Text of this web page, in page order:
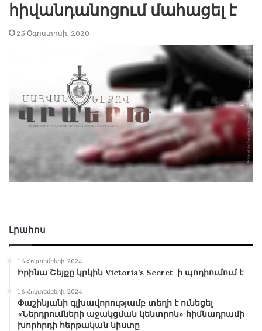
հիվանդանոցում մահացել է
25 Օգոստոսի, 2020
Լրահոս
16 Հոկտեմբերի, 2024
Իրինա Շեյքը կրկին Victoria’s Secret-ի պոդիումում է
16 Հոկտեմբերի, 2024
Փաշինյանի գլխավորությամբ տեղի է ունեցել
«Ներդրումների աջակցման կենտրոն» հիմնադրամի
խորհրդի հերթական նիստը